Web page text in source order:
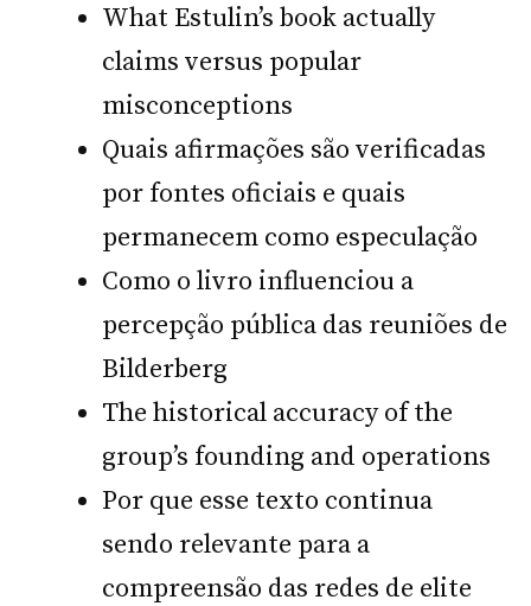
What Estulin’s book actually
claims versus popular
misconceptions
Quais afirmações são verificadas
por fontes oficiais e quais
permanecem como especulação
Como o livro influenciou a
percepção pública das reuniões de
Bilderberg
The historical accuracy of the
group’s founding and operations
Por que esse texto continua
sendo relevante para a
compreensão das redes de elite